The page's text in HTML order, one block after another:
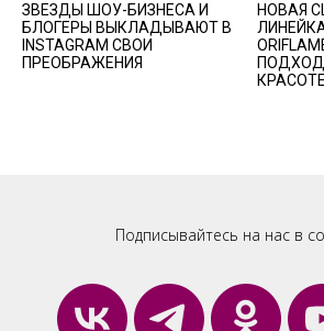
ЗВЕЗДЫ ШОУ-БИЗНЕСА И
БЛОГЕРЫ ВЫКЛАДЫВАЮТ В
INSTAGRAM СВОИ
ПРЕОБРАЖЕНИЯ
НОВАЯ
ЛИНЕЙКА
ПОДХОД
Подписывайтесь на нас в